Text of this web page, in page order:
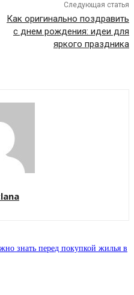
Следующая статья
Как оригинально поздравить
с днем рождения: идеи для
яркого праздника
знать перед покупкой жилья в